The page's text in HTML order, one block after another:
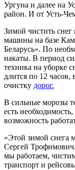
Ургуна и далее на
район. И от Усть-
Зимой чистить
машины на базе
Беларусь». По
накаты. В период
техника на уборке
длится по 12 часов,
очистку дорог.
В сильные морозы
есть
возможность
«Этой зимой снега
Сергей
мы работаем,
транспорт и